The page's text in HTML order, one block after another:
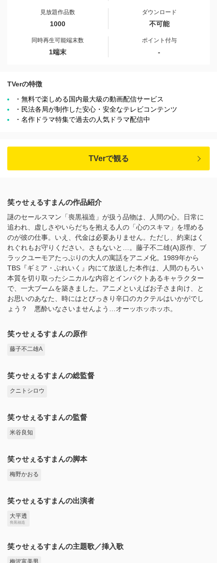
見放題作品数
1000
ダウンロード
不可能
同時再生可能端末数
1端末
ポイント付与
-
TVerの特徴
・無料で楽しめる国内最大級の動画配信サービス
・民法各局が制作した安心・安全なテレビコンテンツ
・名作ドラマ特集で過去の人気ドラマ配信中
TVerで観る
笑ゥせぇるすまんの作品紹介
謎のセールスマン「喪黒福造」が扱う品物は、人間の心。日常に
追われ、虚しさやいらだちを抱える人の「心のスキマ」を埋める
のが彼の仕事。いえ、代金は必要ありません。ただし、約束はく
れぐれもお守りください。さもないと…。藤子不二雄(A)原作、ブ
ラックユーモアたっぷりの大人の寓話をアニメ化。1989年から
TBS『ギミア・ぶれいく』内にて放送した本作は、人間のもろい
本質を切り取ったシニカルな内容とインパクトあるキャラクター
で、一大ブームを築きました。アニメといえばお子さま向け、と
お思いのあなた、時にはとびっきり辛口のカクテルはいかがでし
ょう？ 悪酔いなさいませんよう…オーッホッホッホ。
笑ゥせぇるすまんの原作
藤子不二雄A
笑ゥせぇるすまんの総監督
クニトシロウ
笑ゥせぇるすまんの監督
米谷良知
笑ゥせぇるすまんの脚本
梅野かおる
笑ゥせぇるすまんの出演者
大平透
喪黒福造
笑ゥせぇるすまんの主題歌／挿入歌
梅沢富美男